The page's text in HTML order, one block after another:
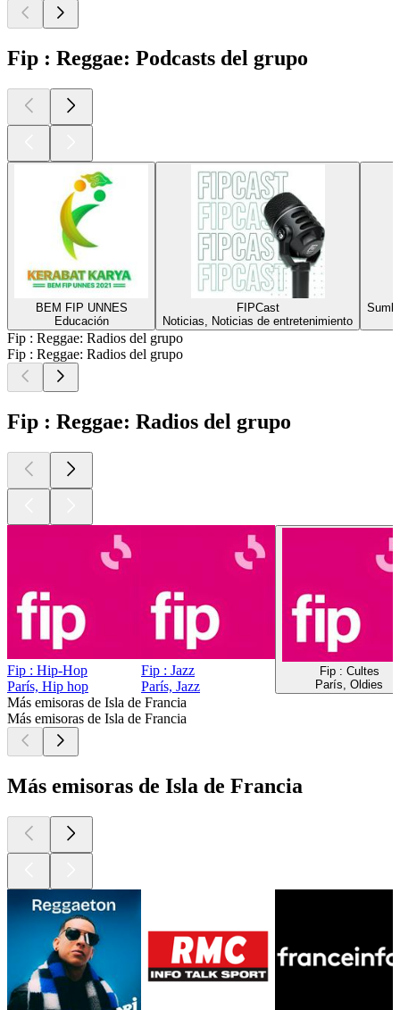
Fip : Reggae: Podcasts del grupo
BEM FIP UNNES
Educación
FIPCast
Noticias, Noticias de entretenimiento
Fip : Reggae: Radios del grupo
Fip : Reggae: Radios del grupo
Fip : Reggae: Radios del grupo
Fip : Hip-Hop
París, Hip hop
Fip : Jazz
París, Jazz
Fip : Cultes
París, Oldies
Más emisoras de Isla de Francia
Más emisoras de Isla de Francia
Más emisoras de Isla de Francia